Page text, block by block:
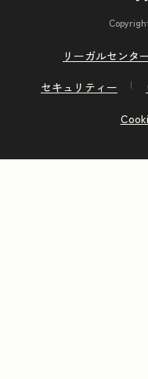
リーガルセンタ
セキュリティー